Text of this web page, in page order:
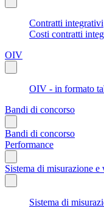
Contratti integrativi
Costi contratti
OIV
OIV - in formato
Bandi di concorso
Bandi di concorso
Performance
Sistema di misurazione
Sistema di